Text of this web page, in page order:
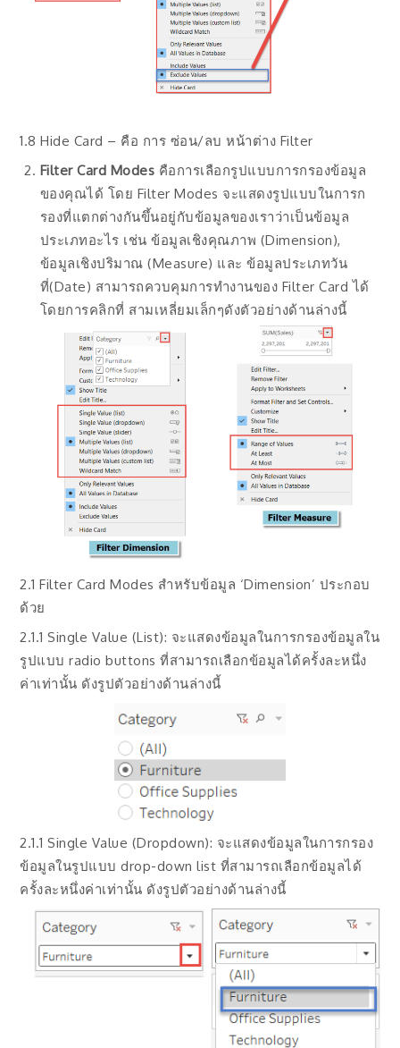
1.8 Hide Card – คือ การ ซ่อน/ลบ หน้าต่าง Filter
Filter Card Modes คือการเลือกรูปแบบการกรองข้อมูล
ของคุณได้ โดย Filter Modes จะแสดงรูปแบบในการก
รองที่แตกต่างกันขึ้นอยู่กับข้อมูลของเราว่าเป็นข้อมูล
ประเภทอะไร เช่น ข้อมูลเชิงคุณภาพ (Dimension),
ข้อมูลเชิงปริมาณ (Measure) และ ข้อมูลประเภทวัน
ที่(Date) สามารถควบคุมการทำงานของ Filter Card ได้
โดยการคลิกที่ สามเหลี่ยมเล็กๆดังตัวอย่างด้านล่างนี้
2.1 Filter Card Modes สำหรับข้อมูล ‘Dimension’ ประกอบ
ด้วย
2.1.1 Single Value (List): จะแสดงข้อมูลในการกรองข้อมูลใน
รูปแบบ radio buttons ที่สามารถเลือกข้อมูลได้ครั้งละหนึ่ง
ค่าเท่านั้น ดังรูปตัวอย่างด้านล่างนี้
2.1.1 Single Value (Dropdown): จะแสดงข้อมูลในการกรอง
ข้อมูลในรูปแบบ drop-down list ที่สามารถเลือกข้อมูลได้
ครั้งละหนึ่งค่าเท่านั้น ดังรูปตัวอย่างด้านล่างนี้